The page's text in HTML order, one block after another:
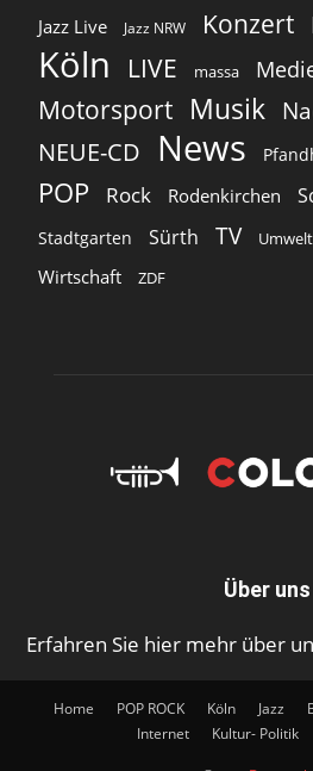
Jazz Live Jazz NRW Konzert
Köln LIVE massa
Motorsport Musik
NEUE-CD
News
POP Rock Rodenkirchen
Stadtgarten Sürth TV Umwelt
Wirtschaft ZDF
Über uns
Erfahren Sie hier mehr über
Home POP ROCK Köln Jazz
Internet
Kultur- Politik